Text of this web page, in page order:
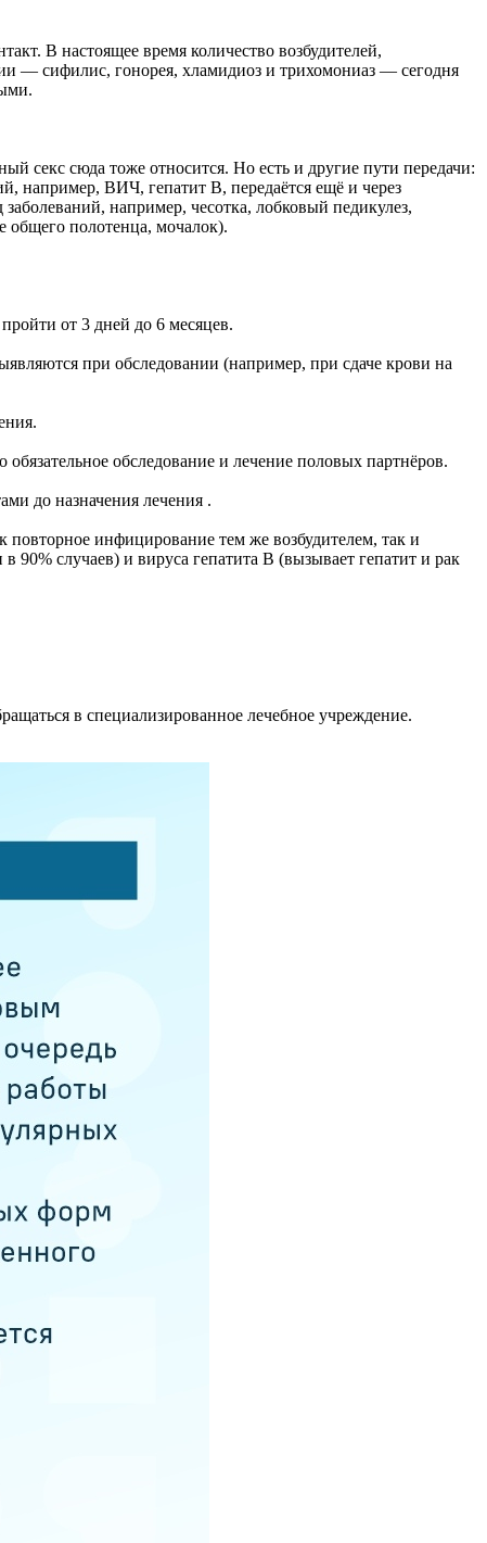
В настоящее время количество возбудителей,
— сифилис, гонорея, хламидиоз и трихомониаз — сегодня
секс сюда тоже относится. Но есть и другие пути передачи:
например, ВИЧ, гепатит В, передаётся ещё и через
например, чесотка, лобковый педикулез,
общего полотенца, мочалок).
от 3 дней до 6 месяцев.
при обследовании (например, при сдаче крови на
обследование и лечение половых партнёров.
до назначения лечения .
инфицирование тем же возбудителем, так и
случаев) и вируса гепатита В (вызывает гепатит и рак
в специализированное лечебное учреждение.